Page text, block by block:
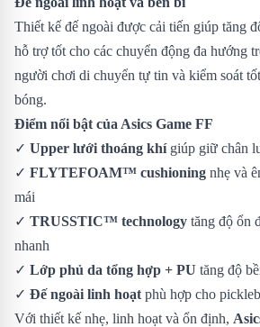
Thiết kế đế ngoài được cải tiến giúp tăng
hỗ trợ tốt cho các chuyển động đa hướng
người chơi di chuyển tự tin và kiểm soát
bóng.
Điểm nổi bật của Asics Game FF
✓ Upper lưới thoáng khígiúp giữ chân
✓ FLYTEFOAM™ cushioning nhẹ và
mái
✓ TRUSSTIC™ technology tăng độ ổn
nhanh
✓ Lớp phủ da tổng hợp + PU tăng độ
✓ Đế ngoài linh hoạt phù hợp cho
Với thiết kế nhẹ, linh hoạt và ổn định,